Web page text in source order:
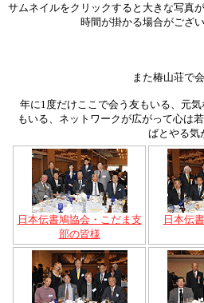
サムネイルをクリックすると大きな写真
時間が掛かる場合がござ
また椿山荘で
年に1度だけここで会う友もいる、元
もいる、ネットワークが広がって心は
ばとやる気
日本伝書鳩協会・こだま支
部の皆様
日本伝